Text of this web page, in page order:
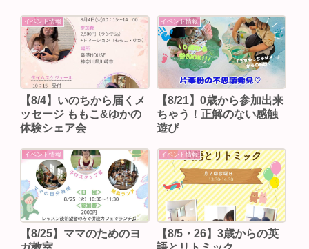
イベント情報
【8/4】いのちから届くメ
ッセージ ももこ&ゆかの
体験シェア会
イベント情報
【8/21】0歳から参加出来
ちゃう！正解のない感触
遊び
イベント情報
【8/25】ママのためのヨ
イベント情報
【8/5・26】3歳からの英